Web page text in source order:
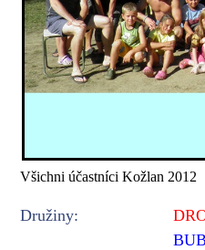
Všichni účastníci Kožlan 2012
Družiny: